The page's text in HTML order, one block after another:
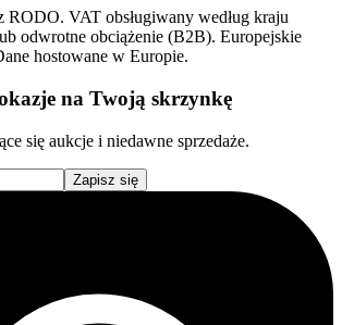
RODO. VAT obsługiwany według kraju
odwrotne obciążenie (B2B). Europejskie
hostowane w Europie.
na Twoją skrzynkę
się aukcje i niedawne sprzedaże.
Zapisz się